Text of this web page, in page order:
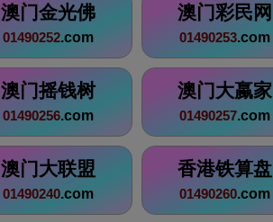
澳门金光佛
01490252.com
澳门彩民网
01490253.com
澳门摇钱树
01490256.com
澳门大蠃家
01490257.com
澳门大联盟
01490240.com
香港铁算盘
01490260.com